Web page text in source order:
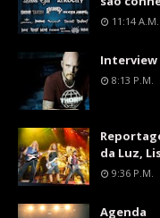
11:14 A.m.
8:13 P.m.
da Luz,
9:36 P.m.
Agenda